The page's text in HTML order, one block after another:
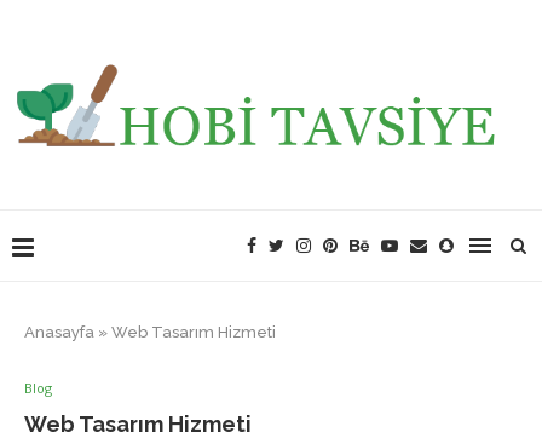
Anasayfa » Web Tasarım Hizmeti
Blog
Web Tasarım Hizmeti